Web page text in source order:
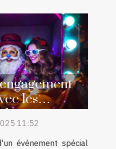
les
lors
spéciaux
11:52
événement spécial